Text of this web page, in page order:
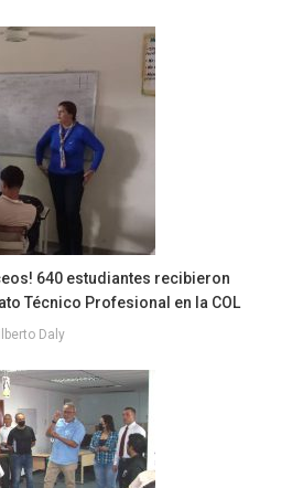
640 estudiantes recibieron
Técnico Profesional en la COL
Daly